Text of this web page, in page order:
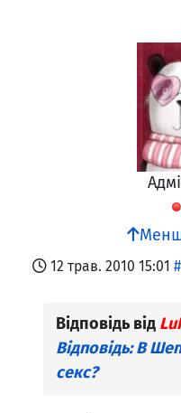
12 трав. 2010 15:01
Відповідь від
Відповідь: В
секс?